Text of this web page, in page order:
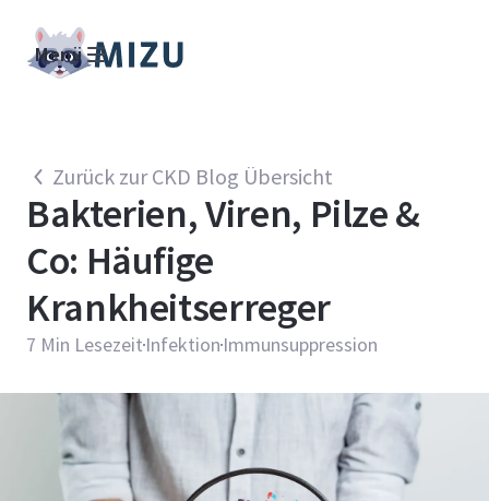
Menü
Zurück zur CKD Blog Übersicht
Bakterien, Viren, Pilze &
Co: Häufige
Krankheitserreger
7 Min Lesezeit Infektion Immunsuppression